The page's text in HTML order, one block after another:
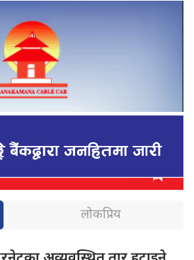
लोकप्रिय